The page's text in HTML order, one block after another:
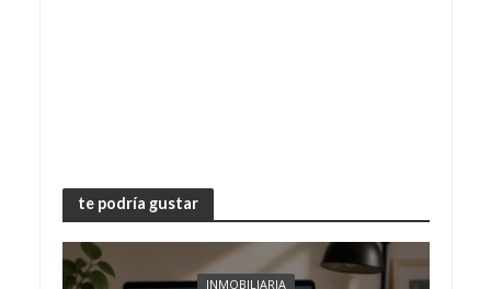
te podría gustar
INMOBILIARIA